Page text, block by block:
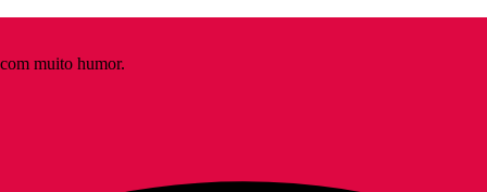
muito humor.